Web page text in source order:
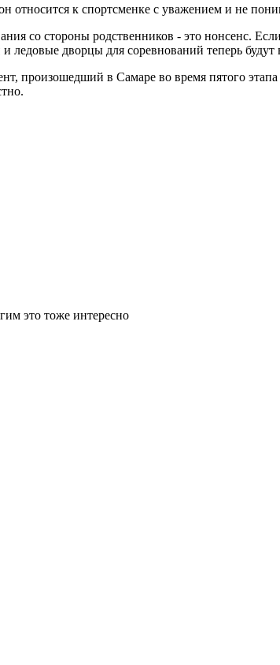
к спортсменке с уважением и не
со стороны родственников - это нонсенс. Если
дворцы для соревнований теперь будут
произошедший в Самаре во время пятого
это тоже интересно